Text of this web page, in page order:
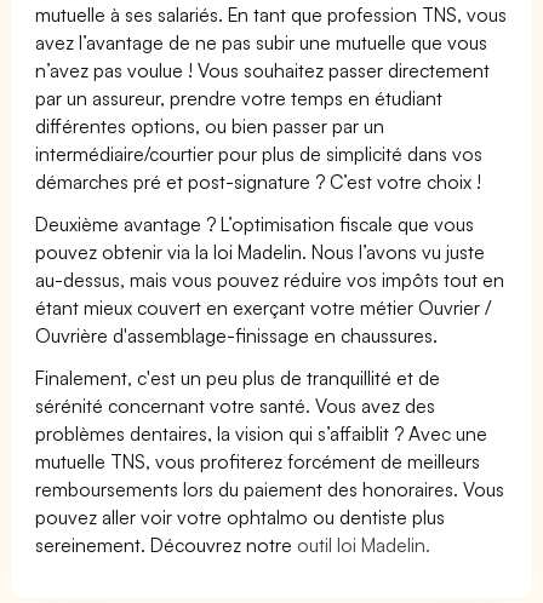
mutuelle à ses salariés. En tant que profession TNS, vous
avez l’avantage de ne pas subir une mutuelle que vous
n’avez pas voulue ! Vous souhaitez passer directement
par un assureur, prendre votre temps en étudiant
différentes options, ou bien passer par un
intermédiaire/courtier pour plus de simplicité dans vos
démarches pré et post-signature ? C’est votre choix !
Deuxième avantage ? L’optimisation fiscale que vous
pouvez obtenir via la loi Madelin. Nous l’avons vu juste
au-dessus, mais vous pouvez réduire vos impôts tout en
étant mieux couvert en exerçant votre métier Ouvrier /
Ouvrière d'assemblage-finissage en chaussures.
Finalement, c'est un peu plus de tranquillité et de
sérénité concernant votre santé. Vous avez des
problèmes dentaires, la vision qui s’affaiblit ? Avec une
mutuelle TNS, vous profiterez forcément de meilleurs
remboursements lors du paiement des honoraires. Vous
pouvez aller voir votre ophtalmo ou dentiste plus
sereinement. Découvrez notre outil loi Madelin.